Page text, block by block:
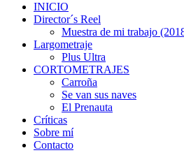
móvilde
búsqueda
INICIO
Director´s Reel
Muestra de mi trabajo
Largometraje
Plus Ultra
CORTOMETRAJES
Carroña
Se van sus naves
El Prenauta
Críticas
Sobre mí
Contacto